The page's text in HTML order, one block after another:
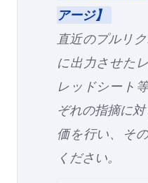
アージ】
直近のプルリ
に出力させた
レッドシート
ぞれの指摘に
価を行い、そ
ください。